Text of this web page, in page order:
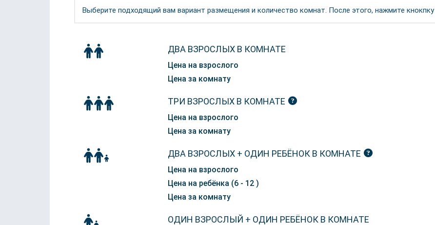
Выберите подходящий вам вариант размещения и количество комнат. После этого, нажмите кнокпку
ДВА ВЗРОСЛЫХ В КОМНАТЕ
Цена на взрослого
Цена за комнату
ТРИ ВЗРОСЛЫХ В КОМНАТЕ
Цена на взрослого
Цена за комнату
ДВА ВЗРОСЛЫХ + ОДИН РЕБЁНОК В КОМНАТЕ
Цена на взрослого
Цена на ребёнка (6 - 12 )
Цена за комнату
ОДИН ВЗРОСЛЫЙ + ОДИН РЕБЁНОК В КОМНАТЕ